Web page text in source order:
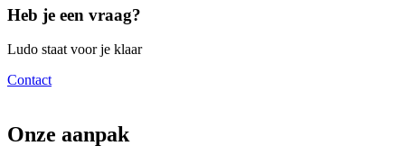
Heb je een vraag?
Ludo staat voor je klaar
Contact
Onze aanpak